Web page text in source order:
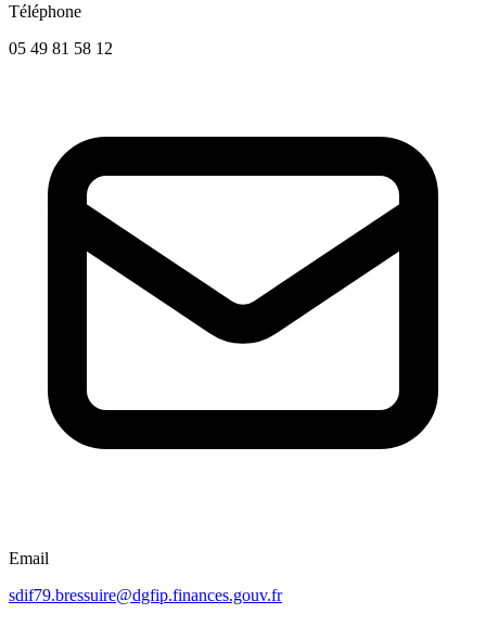
Téléphone
05 49 81 58 12
Email
sdif79.bressuire@dgfip.finances.gouv.fr